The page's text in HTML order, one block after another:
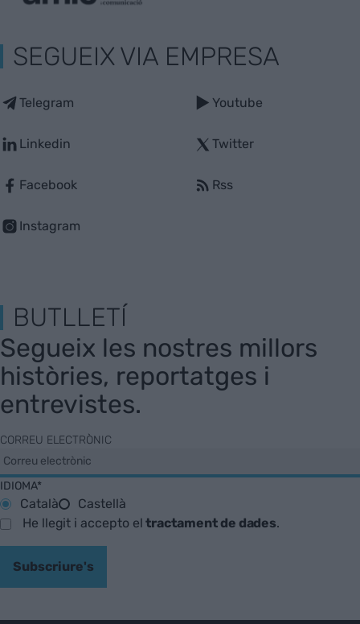
SEGUEIX VIA EMPRESA
Telegram
Linkedin
Facebook
Instagram
Youtube
Twitter
Rss
BUTLLETÍ
Segueix les nostres millors
històries, reportatges i
entrevistes.
CORREU ELECTRÒNIC
IDIOMA*
Català
Castellà
He llegit i accepto eltractament de dades.
Subscriure's